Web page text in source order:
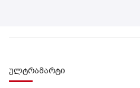
ულტრამარტი